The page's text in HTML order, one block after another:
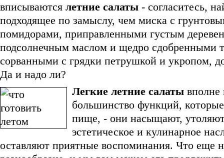
вписываются летние салаты - согласитесь,
подходящее по замыслу, чем миска с
помидорами, приправленными густым
подсолнечным маслом и щедро сдобренными
сорванными с грядки петрушкой и укропом,
Да и надо ли?
Легкие летние салаты вполне
большинство функций,
пище, - они насыщают, утоляют
эстетическое и кулинарное
оставляют приятные воспоминания. Что еще